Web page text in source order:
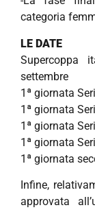
categoria
LE DATE
Supercoppa
settembre
1ª giornata
1ª giornata
1ª giornata
1ª giornata
1ª giornata
Infine,
approvata